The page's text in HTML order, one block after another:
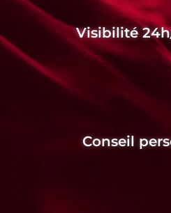
Visibilité
Conseil